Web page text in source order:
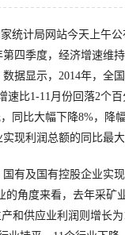
计局网站今天上午公
四季度，经济增速维
据显示，2014年，全
速比1-11月份回落2个百
同比大幅下降8%，降
现利润总额的同比最大
有及国有控股企业实
角度来看，去年采矿
和供应业利润则增长